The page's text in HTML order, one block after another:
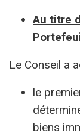
Au titre
Le Conseil a
le
biens